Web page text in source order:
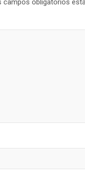
campos obligatorios